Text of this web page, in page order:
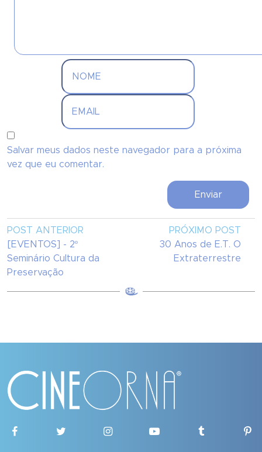
Salvar meus dados neste navegador para a próxima
vez que eu comentar.
POST ANTERIOR
[EVENTOS] - 2º
Seminário Cultura da
Preservação
PRÓXIMO POST
30 Anos de E.T. O
Extraterrestre